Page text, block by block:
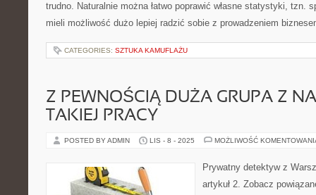
trudno. Naturalnie można łatwo poprawić własne statystyki, tzn.
mieli możliwość dużo lepiej radzić sobie z prowadzeniem
CATEGORIES: SZTUKA KAMUFLAŻU
Z PEWNOŚCIĄ DUŻA GRUPA Z
TAKIEJ PRACY
POSTED BY ADMIN LIS - 8 - 2025 MOŻLIWOŚĆ
Prywatny detektyw z
artykuł 2. Zobacz